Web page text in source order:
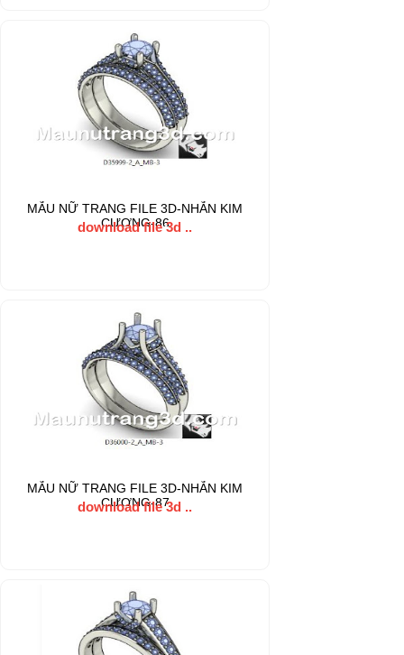
MẪU NỮ TRANG FILE 3D-NHẪN KIM
CƯƠNG-86
download file 3d ..
MẪU NỮ TRANG FILE 3D-NHẪN KIM
CƯƠNG-87
download file 3d ..